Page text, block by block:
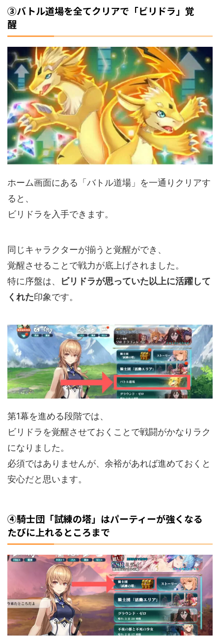
③バトル道場を全てクリアで「ビリドラ」覚
醒
ホーム画面にある「バトル道場」を一通りクリアす
ると、
ビリドラを入手できます。
同じキャラクターが揃うと覚醒ができ、
覚醒させることで戦力が底上げされました。
特に序盤は、
ビリドラが思っていた以上に活躍して
くれた印象です。
第1幕を進める段階では、
ビリドラを覚醒させておくことで戦闘がかなりラク
になりました。
必須ではありませんが、余裕があれば進めておくと
安心だと思います。
④騎士団「試練の塔」はパーティーが強くなる
たびに上れるところまで